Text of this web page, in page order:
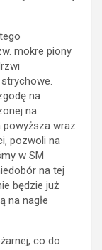
mokre piony
na
na
powyższa wraz
pozwoli na
w SM
na tej
będzie już
na nagłe
co do